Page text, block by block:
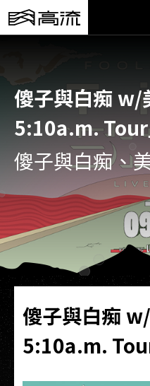
傻子與白痴
5:10a.m.
傻子與白痴、
傻子與白痴
5:10a.m.